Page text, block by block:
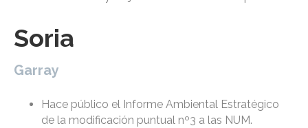
Soria
Garray
Hace público el Informe Ambiental Estratégico
de la modificación puntual nº3 a las NUM.